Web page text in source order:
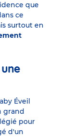
que
ce
surtout en
Éveil
grand
pour
d'un